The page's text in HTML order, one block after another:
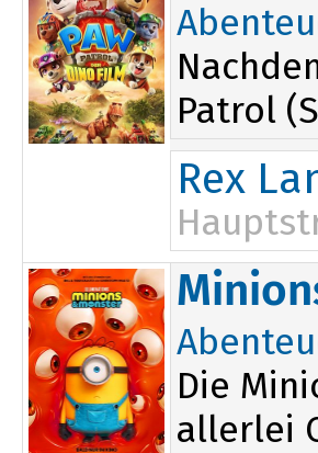
Patrol
Rex
14:15
16:15
Die
allerlei